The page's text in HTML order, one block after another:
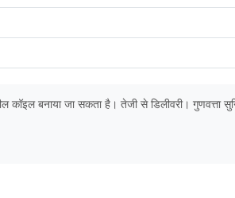
बनाया जा सकता है। तेजी से डिलीवरी। गुणवत्ता